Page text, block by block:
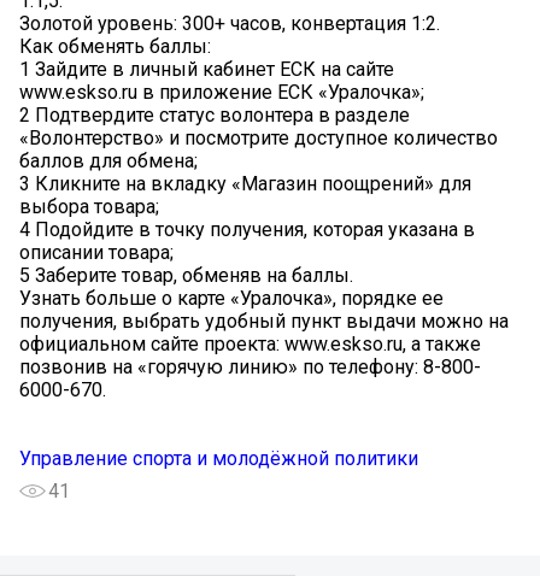
Золотой уровень: 300+ часов, конвертация 1:2.
Как обменять баллы:
1 Зайдите в личный кабинет ЕСК на сайте
www.eskso.ru в приложение ЕСК «Уралочка»;
2 Подтвердите статус волонтера в разделе
«Волонтерство» и посмотрите доступное количество
баллов для обмена;
3 Кликните на вкладку «Магазин поощрений» для
выбора товара;
4 Подойдите в точку получения, которая указана в
описании товара;
5 Заберите товар, обменяв на баллы.
Узнать больше о карте «Уралочка», порядке ее
получения, выбрать удобный пункт выдачи можно на
официальном сайте проекта: www.eskso.ru, а также
позвонив на «горячую линию» по телефону: 8-800-
6000-670.
Управление спорта и молодёжной политики
41